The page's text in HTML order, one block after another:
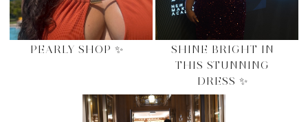
PEARLY SHOP ✨
SHINE BRIGHT IN
THIS STUNNING
DRESS ✨